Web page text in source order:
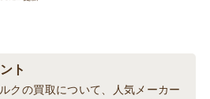
ト
クの買取について、人気メーカー